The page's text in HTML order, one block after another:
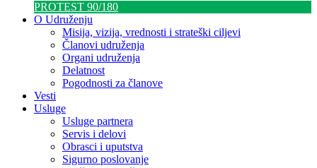
PROTEST 90/180
O Udruženju
Misija, vizija, vrednosti i strateški ciljevi
Članovi udruženja
Organi udruženja
Delatnost
Pogodnosti za članove
Vesti
Usluge
Usluge partnera
Servis i delovi
Obrasci i uputstva
Sigurno poslovanje